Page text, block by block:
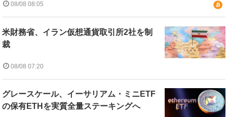
08/08 08:05
米財務省、イラン仮想通貨取引所2社を制
裁
08/08 07:20
グレースケール、イーサリアム・ミニETF
の保有ETHを実質全量ステーキングへ